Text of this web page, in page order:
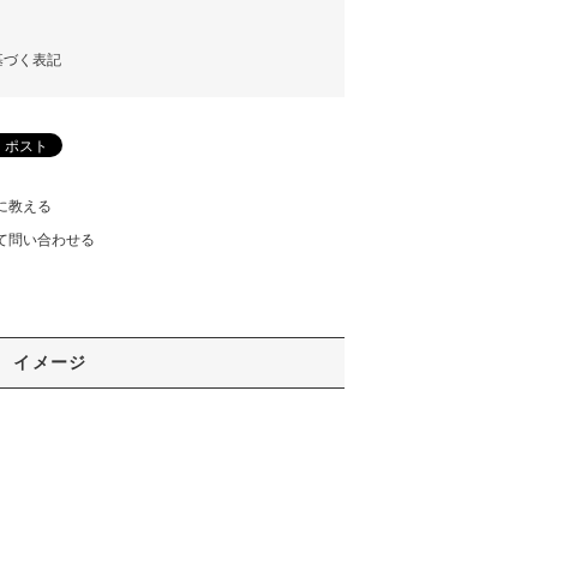
づく表記
教える
問い合わせる
イメージ